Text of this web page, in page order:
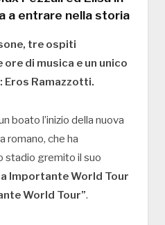
a entrare nella storia
tre ospiti
ore di musica e un unico
Ramazzotti.
boato l’inizio della nuova
romano, che ha
stadio gremito il suo
Importante World Tour
World Tour”.